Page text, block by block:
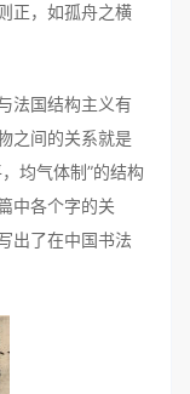
正，如孤舟之横
国结构主义有
之间的关系就是
均气体制”的结构
中各个字的关
出了在中国书法